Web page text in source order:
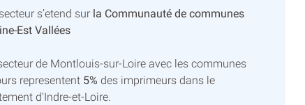
s’etend sur la Communauté de communes
Est Vallées
de Montlouis-sur-Loire avec les communes
representent 5% des imprimeurs dans le
d'Indre-et-Loire.